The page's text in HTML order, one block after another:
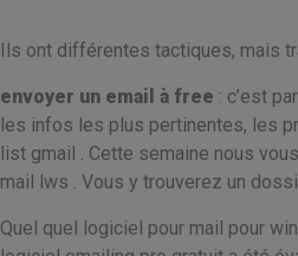
Ils ont différentes tactiques, mais
envoyer un email à free : c’est
les infos les plus pertinentes, les
list gmail . Cette semaine nous
mail lws . Vous y trouverez un
Quel quel logiciel pour mail pour